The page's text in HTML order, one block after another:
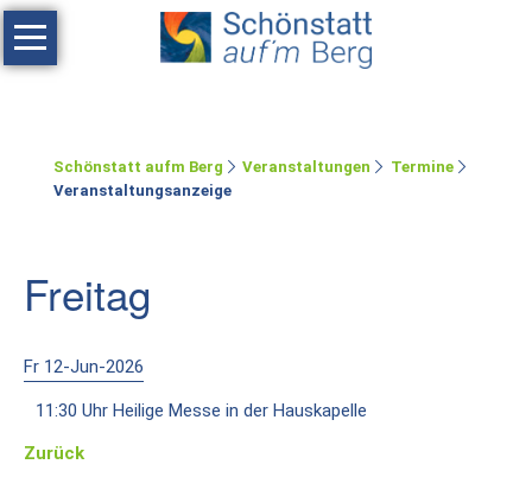
Navigation
überspringen
Erholen
Räumlichkeiten
Zimmer
Ferienwohnung
Umgebung
Schönstatt aufm Berg Veranstaltungen
Termine
Veranstaltungsanzeige
Freitag
Fr 12-Jun-2026
11:30 Uhr Heilige Messe in der Hauskapelle
Zurück